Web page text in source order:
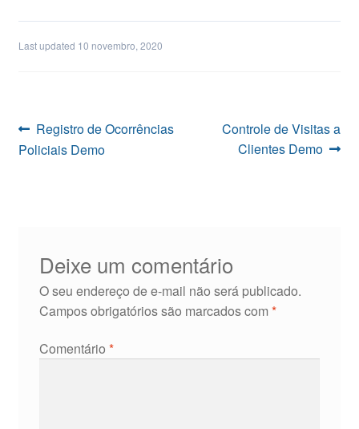
Last updated 10 novembro, 2020
Navegação
de
Post
anterior:
Registro de Ocorrências
Policiais Demo
Próximo
post:
Controle de Visitas a
Clientes Demo
Deixe um comentário
O seu endereço de e-mail não será publicado.
Campos obrigatórios são marcados com *
Comentário *